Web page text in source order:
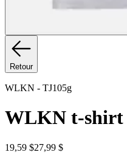
Retour
WLKN - TJ105g
WLKN t-shirt
19,59 $27,99 $